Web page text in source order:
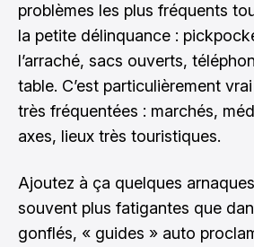
problèmes les plus fréquents
la petite délinquance :
l’arraché, sacs ouverts,
table. C’est particulièrement
très fréquentées : marchés,
axes, lieux très touristiques.
Ajoutez à ça quelques
souvent plus fatigantes que
gonflés, « guides » auto